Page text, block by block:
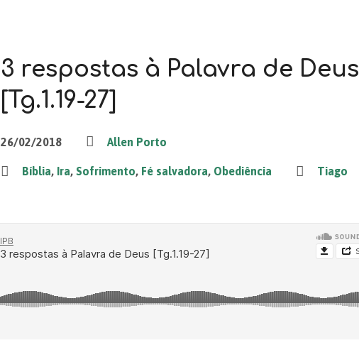
3 respostas à Palavra de Deus
[Tg.1.19-27]
26/02/2018 Allen Porto
Bíblia, Ira,Sofrimento, Fé salvadora, Obediência Tiago